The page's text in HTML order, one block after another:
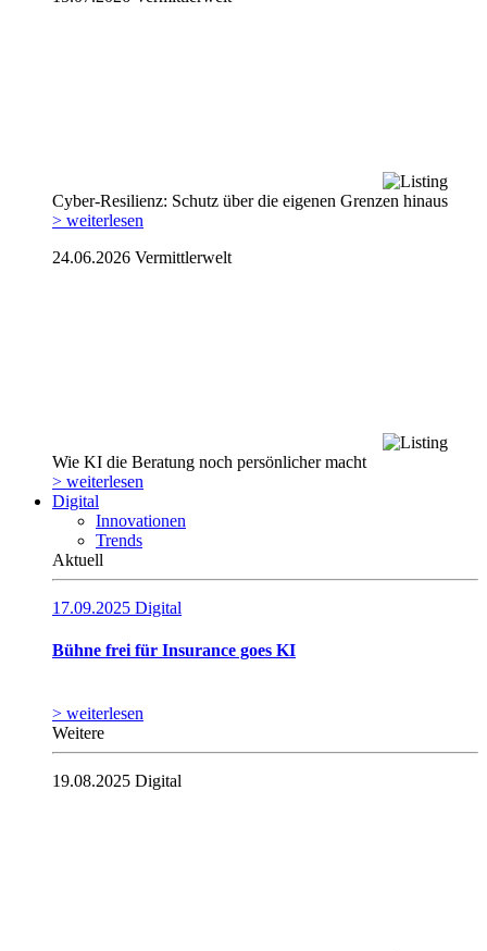
Cyber-Resilienz: Schutz über die eigenen Grenzen hinaus
> weiterlesen
24.06.2026 Vermittlerwelt
Wie KI die Beratung noch persönlicher macht
> weiterlesen
Digital
Innovationen
Trends
Aktuell
17.09.2025 Digital
Bühne frei für Insurance goes KI
> weiterlesen
Weitere
19.08.2025 Digital